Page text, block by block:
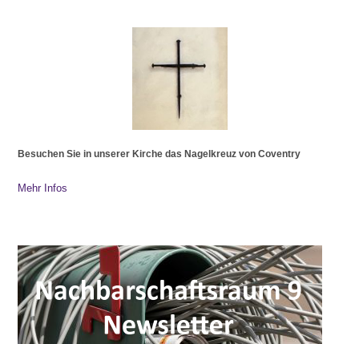
Besuchen Sie in unserer Kirche das Nagelkreuz von Coventry
Mehr Infos